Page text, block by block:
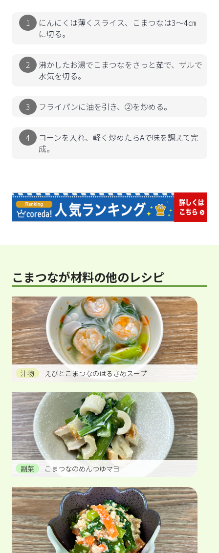
にんにくは薄くスライス、こまつなは3～4㎝
に切る。
沸かしたお湯でこまつなをさっと茹で、ザルで
水気を切る。
フライパンに油を引き、②を炒める。
コーンを入れ、軽く炒めたらAで味を調えて完
成。
こまつなが材料の他のレシピ
汁物 えびとこまつなのはるさめスープ
副菜 こまつなのめんつゆマヨ